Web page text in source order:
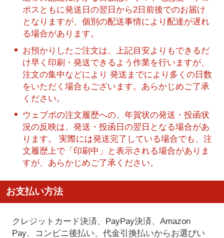
ポスともに発送日の翌日から2日前後でのお届け
となりますが、個別の配送事情により配達が遅れ
る場合があります。
お預かりしたご注文は、上記目安よりもできるだ
け早く印刷・発送できるよう作業を行いますが、
注文の集中などにより 発送までにより多くの日数
をいただく場合もございます。あらかじめご了承
ください。
ウェブポの注文履歴への、年賀状の発送・投函状
況の反映は、発送・投函日の翌日となる場合があ
ります。 実際には発送完了している場合でも、注
文履歴上で「印刷中」と表示される場合がありま
すが、あらかじめご了承ください。
お支払い方法
クレジットカード決済、PayPay決済、Amazon
Pay、コンビニ後払い、代金引換払いからお選びい